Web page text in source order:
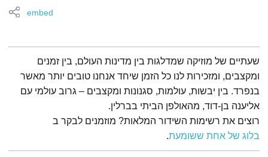
embed
תמצית הפודקאסט
שעתיים של מוזיקה שמדלגות בין מדינות העולם, בין זמנים
ומקצבים, ומזכירות לנו כל הזמן שיחד אנחנו טובים יותר מאשר
בנפרד. בין יבשות, עולמות, סגנונות ומקצבים – גרוב עולמי עם
אליענה בן-דוד, מהאולפן הביתי בברלין.
רוצים את רשימות השידור המלאות? מוזמנים לבקר ב
בלוג של אחת ששומעת.